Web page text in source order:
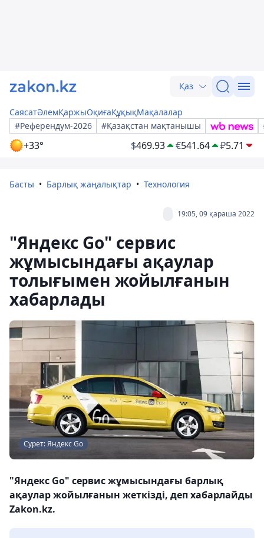
Қаз
СаясатӘлемҚаржыОқиғаҚұқықМақалалар
#Референдум-2026
#Қазақстан мақтанышы
+33° $469.93 €541.64 ₽5.71
Басты Барлық жаңалықтар Технология
19:05, 09 қараша 2022
"Яндекс Go" сервис
жұмысындағы ақаулар
толығымен жойылғанын
хабарлады
Сурет: Яндекс Go
"Яндекс Go" сервис жұмысындағы барлық
ақаулар жойылғанын жеткізді, деп хабарлайды
Zakon.kz.